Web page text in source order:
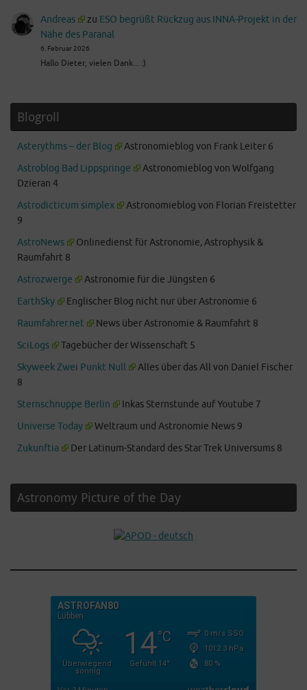
Andreas zu ESO begrüßt Rückzug aus INNA-Projekt in der
Nähe des Paranal
6. Februar 2026
Hallo Dieter, vielen Dank... :)
Blogroll
Asterythms – der Blog
Astronomieblog von Frank Leiter 6
Astroblog Bad Lippspringe
Astronomieblog von Wolfgang
Dzieran 4
Astrodicticum simplex
Astronomieblog von Florian Freistetter
9
AstroNews
Onlinedienst für Astronomie, Astrophysik &
Raumfahrt 8
Astrozwerge
Astronomie für die Jüngsten 6
EarthSky
Englischer Blog nicht nur über Astronomie 6
Raumfahrer.net
News über Astronomie & Raumfahrt 8
SciLogs
Tagebücher der Wissenschaft 5
Skyweek Zwei Punkt Null
Alles über das All von Daniel Fischer
8
Sternschnuppe Berlin
Inkas Sternstunde auf Youtube 7
Universe Today
Weltraum und Astronomie News 9
Zukunftia
Der Latinum-Standard des Star Trek Universums 8
Astronomy Picture of the Day